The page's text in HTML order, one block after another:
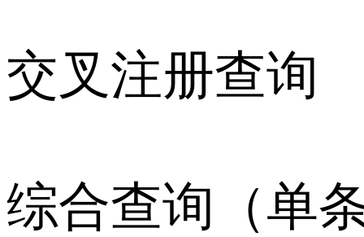
交叉注册查询
综合查询（单